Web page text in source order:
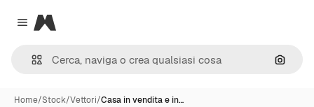
Close menu
Magnific
Cerca
Home/Stock/Vettori/Casa in vendita e in…